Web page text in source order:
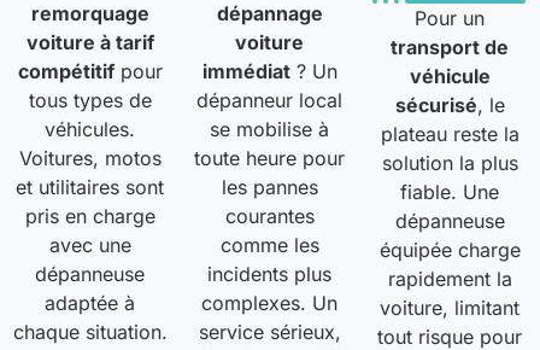
remorquage
voiture à tarif
compétitifpour
tous types de
véhicules.
Voitures, motos
et utilitaires sont
pris en charge
avec une
dépanneuse
adaptée à
chaque situation.
dépannage
voiture
immédiat? Un
dépanneur local
se mobilise à
toute heure pour
les pannes
courantes
comme les
incidents plus
complexes. Un
service sérieux,
Pour un
transport de
véhicule
sécurisé, le
plateau reste la
solution la plus
fiable. Une
dépanneuse
équipée charge
rapidement la
voiture, limitant
tout risque pour